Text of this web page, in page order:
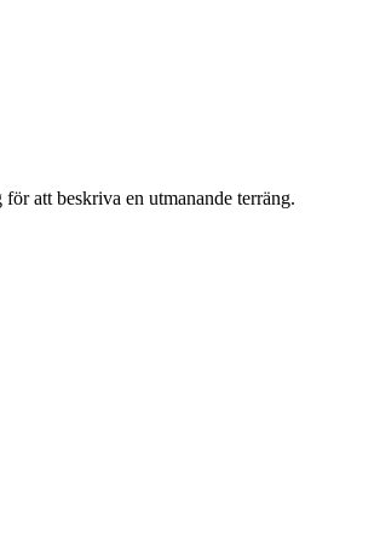
att beskriva en utmanande terräng.